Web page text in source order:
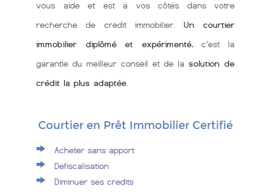
vous aide et est à vos côtés dans votre
recherche de crédit immobilier. Un courtier
immobilier diplômé et expérimenté, c'est la
garantie du meilleur conseil et de la solution de
crédit la plus adaptée
Courtier en Prêt Immobilier Certifié
Acheter sans apport
Défiscalisation
Diminuer ses credits